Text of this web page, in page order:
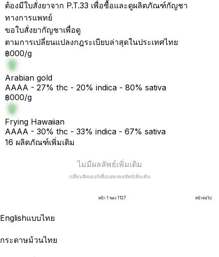
ต้องมีใบสั่งยาจาก P.T.33 เพื่อซื้อและดูผลิตภัณฑ์กัญชา
ทางการแพทย์
ขอใบสั่งยากัญชาเพื่อดู
ตามการเปลี่ยนแปลงกฎระเบียบล่าสุดในประเทศไทย
฿000/g
Arabian gold
AAAA - 27% thc - 20% indica - 80% sativa
฿000/g
Frying Hawaiian
AAAA - 30% thc - 33% indica - 67% sativa
16 ผลิตภัณฑ์เพิ่มเติม
ไม่มีผลลัพธ์เพิ่มเติม
เปลี่ยนฟิลเตอร์เพื่อแสดงผลลัพธ์เพิ่มเติม
หน้า 1 ของ 1127 หน้าต่อไป
Englishแบบไทย
กระดาษม้วนไทย